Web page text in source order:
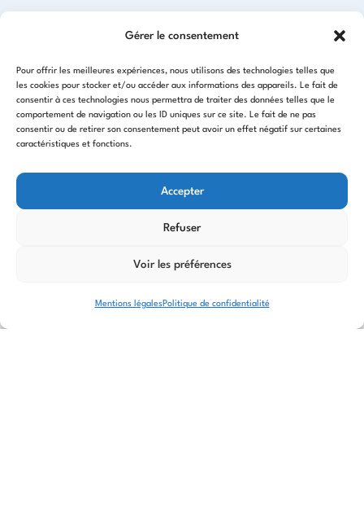
Gérer le consentement
Pour offrir les meilleures expériences, nous utilisons des technologies telles que
les cookies pour stocker et/ou accéder aux informations des appareils. Le fait de
consentir à ces technologies nous permettra de traiter des données telles que le
comportement de navigation ou les ID uniques sur ce site. Le fait de ne pas
consentir ou de retirer son consentement peut avoir un effet négatif sur certaines
caractéristiques et fonctions.
Accepter
Refuser
Voir les préférences
Mentions légalesPolitique de confidentialité
Nos autres offres de
prestation :